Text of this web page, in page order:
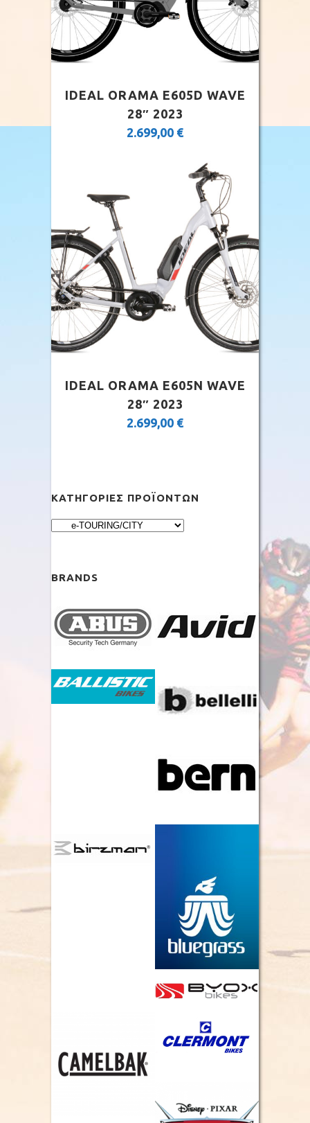
IDEAL ORAMA E605D WAVE
28″ 2023
2.699,00 €
IDEAL ORAMA E605N WAVE
28″ 2023
2.699,00 €
ΚΑΤΗΓΟΡΊΕΣ ΠΡΟΪΌΝΤΩΝ
BRANDS